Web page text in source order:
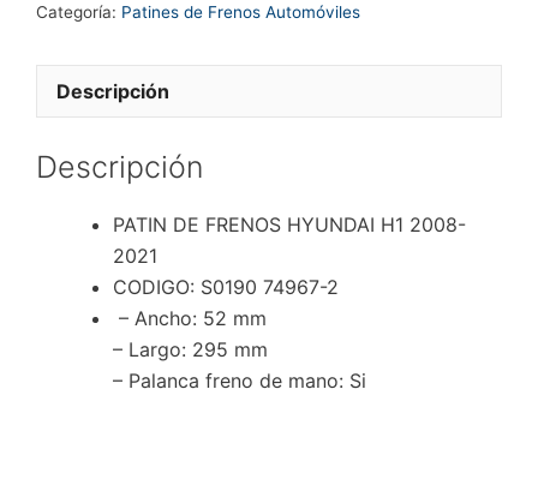
H1
cantidad
Categoría: Patines de Frenos Automóviles
Descripción
Descripción
PATIN DE FRENOS HYUNDAI H1 2008-
2021
CODIGO: S0190 74967-2
– Ancho: 52 mm
– Largo: 295 mm
– Palanca freno de mano: Si